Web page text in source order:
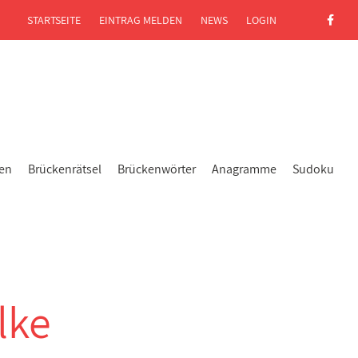
Brückenrätsel Brückenwörter Anagramme Sudoku
STARTSEITE EINTRAG MELDEN NEWS LOGIN